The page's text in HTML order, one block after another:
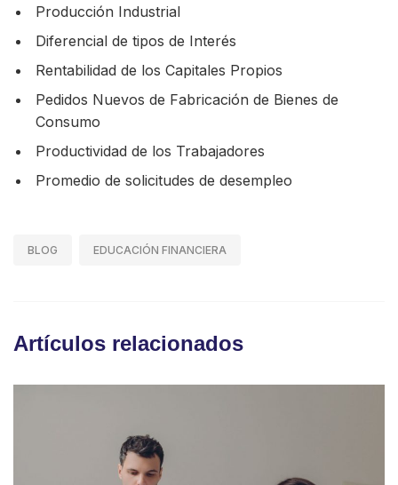
Producción Industrial
Diferencial de tipos de Interés
Rentabilidad de los Capitales Propios
Pedidos Nuevos de Fabricación de Bienes de
Consumo
Productividad de los Trabajadores
Promedio de solicitudes de desempleo
BLOG EDUCACIÓN FINANCIERA
Artículos relacionados